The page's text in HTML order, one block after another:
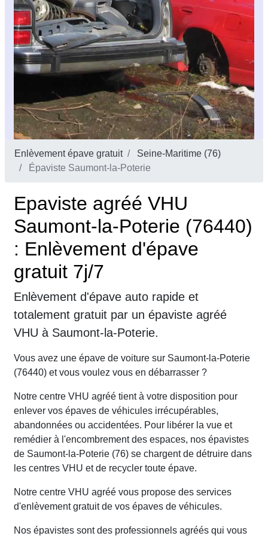
Enlèvement épave gratuit
Seine-Maritime (76)
Épaviste Saumont-la-Poterie
Epaviste agréé VHU
Saumont-la-Poterie (76440)
: Enlèvement d'épave
gratuit 7j/7
Enlèvement d'épave auto rapide et
totalement gratuit par un épaviste agréé
VHU à Saumont-la-Poterie.
Vous avez une épave de voiture sur Saumont-la-Poterie
(76440) et vous voulez vous en débarrasser ?
Notre centre VHU agréé tient à votre disposition pour
enlever vos épaves de véhicules irrécupérables,
abandonnées ou accidentées. Pour libérer la vue et
remédier à l'encombrement des espaces, nos épavistes
de Saumont-la-Poterie (76) se chargent de détruire dans
les centres VHU et de recycler toute épave.
Notre centre VHU agréé vous propose des services
d'enlèvement gratuit de vos épaves de véhicules.
Nos épavistes sont des professionnels agréés qui vous